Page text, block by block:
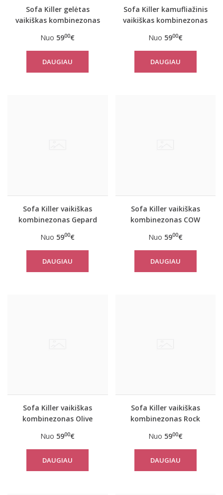
Sofa Killer gelėtas
vaikiškas kombinezonas
Nuo 5900€
DAUGIAU
Sofa Killer kamufliažinis
vaikiškas kombinezonas
Nuo 5900€
DAUGIAU
Sofa Killer vaikiškas
kombinezonas Gepard
Nuo 5900€
DAUGIAU
Sofa Killer vaikiškas
kombinezonas COW
Nuo 5900€
DAUGIAU
Sofa Killer vaikiškas
kombinezonas Olive
Nuo 5900€
DAUGIAU
Sofa Killer vaikiškas
kombinezonas Rock
Nuo 5900€
DAUGIAU